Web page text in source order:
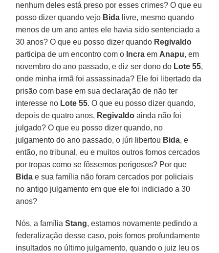
nenhum deles está preso por esses crimes? O que eu
posso dizer quando vejo Bida livre, mesmo quando
menos de um ano antes ele havia sido sentenciado a
30 anos? O que eu posso dizer quando Regivaldo
participa de um encontro com o Incra em Anapu, em
novembro do ano passado, e diz ser dono do Lote 55,
onde minha irmã foi assassinada? Ele foi libertado da
prisão com base em sua declaração de não ter
interesse no Lote 55. O que eu posso dizer quando,
depois de quatro anos, Regivaldo ainda não foi
julgado? O que eu posso dizer quando, no
julgamento do ano passado, o júri libertou Bida, e
então, no tribunal, eu e muitos outros fomos cercados
por tropas como se fôssemos perigosos? Por que
Bida e sua família não foram cercados por policiais
no antigo julgamento em que ele foi indiciado a 30
anos?
Nós, a famíliaStang, estamos novamente pedindo a
federalização desse caso, pois fomos profundamente
insultados no último julgamento, quando o juiz leu os